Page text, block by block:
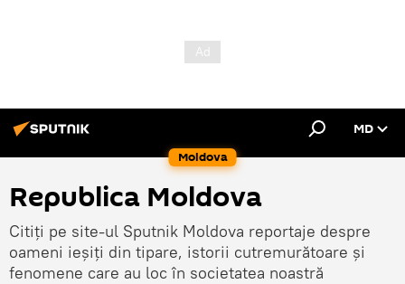
Moldova
MD
Republica Moldova
Citiți pe site-ul Sputnik Moldova reportaje despre
oameni ieșiți din tipare, istorii cutremurătoare și
fenomene care au loc în societatea noastră